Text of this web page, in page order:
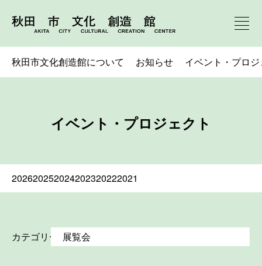
秋田市文化創造館について お知らせ イベント・プロ
イベント・プロジェクト
202620252024202320222021
カテゴリー